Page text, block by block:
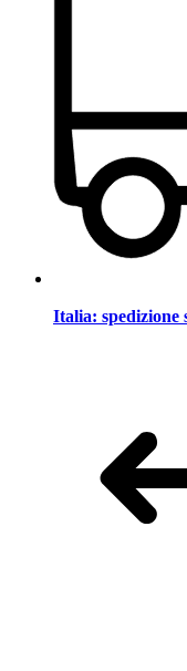
Italia: spedizione